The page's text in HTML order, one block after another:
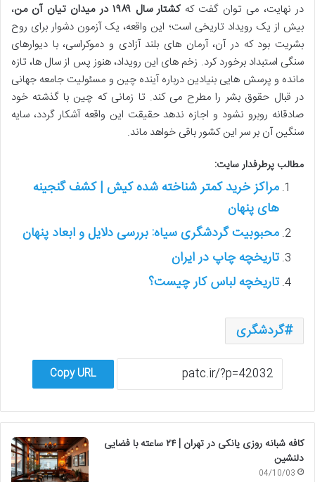
در نهایت، می توان گفت کهکشتار سال ۱۹۸۹ در میدان تیان آن من
،
بیش از یک رویداد تاریخی است؛ این واقعه، یک آزمون دشوار برای روح
بشریت بود که در آن، آرمان های بلند آزادی و دموکراسی، با دیوارهای
سنگی استبداد برخورد کرد. زخم های این رویداد، هنوز پس از سال ها، تازه
مانده و پرسش هایی بنیادین درباره آینده چین و مسئولیت جامعه جهانی
در قبال حقوق بشر را مطرح می کند. تا زمانی که چین با گذشته خود
صادقانه روبرو نشود و اجازه ندهد حقیقت این واقعه آشکار گردد، سایه
سنگین آن بر سر این کشور باقی خواهد ماند.
مطالب پرطرفدار سایت:
مراکز خرید کمتر شناخته شده کیش | کشف گنجینه
های پنهان
محبوبیت گردشگری سیاه: بررسی دلایل و ابعاد پنهان
تاریخچه چاپ در ایران
تاریخچه لباس کار چیست؟
گردشگری
Copy URL
کافه شبانه روزی یانکی در تهران | ۲۴ ساعته با فضایی
دلنشین
04/10/03